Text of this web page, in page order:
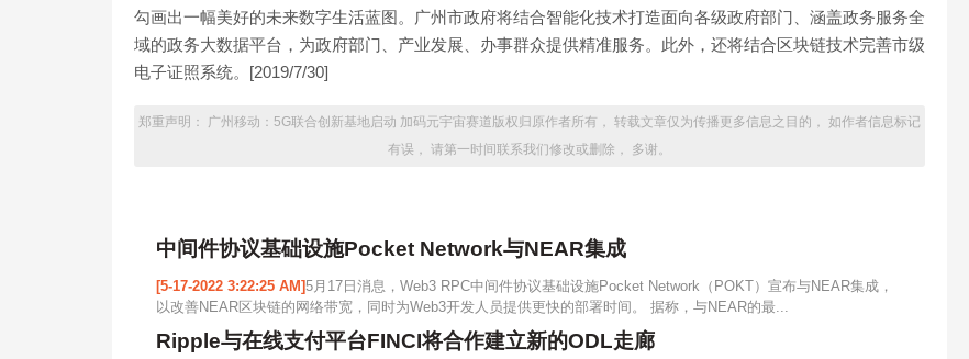
勾画出一幅美好的未来数字生活蓝图。广州市政府将结合智能化技术打造面向各级政府部门、涵盖政务服务全
域的政务大数据平台，为政府部门、产业发展、办事群众提供精准服务。此外，还将结合区块链技术完善市级
电子证照系统。[2019/7/30]
郑重声明： 广州移动：5G联合创新基地启动 加码元宇宙赛道版权归原作者所有， 转载文章仅为传播更多信息之目的， 如作者信息标记
有误， 请第一时间联系我们修改或删除， 多谢。
中间件协议基础设施Pocket Network与NEAR集成
[5-17-2022 3:22:25 AM]5月17日消息，Web3 RPC中间件协议基础设施Pocket Network（POKT）宣布与NEAR集成，
以改善NEAR区块链的网络带宽，同时为Web3开发人员提供更快的部署时间。 据称，与NEAR的最...
Ripple与在线支付平台FINCI将合作建立新的ODL走廊